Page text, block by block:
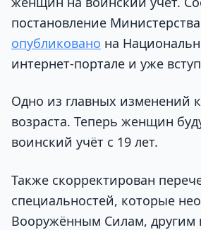
постановление
опубликовано на
интернет-портале и уже
Одно из главных изменений
возраста. Теперь женщин
воинский учёт с 19 лет.
Также скорректирован
специальностей, которые
Вооружённым Силам, другим